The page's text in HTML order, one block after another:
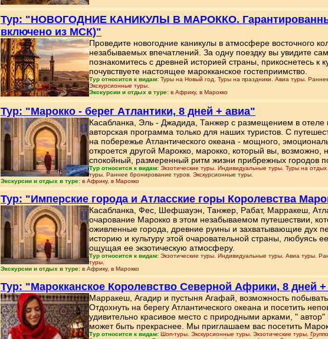
Тур: "НОВОГОДНИЕ КАНИКУЛЫ В МАРОККО.
включено из МСК)"
Проведите новогодние каникулы в атмосфере восточного
незабываемых впечатлений. За одну поездку вы увидите
познакомитесь с древней историей страны, прикоснетесь к
почувствуете настоящее марокканское гостеприимство.
Тур относится к видам: Туры на Новый год. Туры на праздники. Авиа туры.
Экскурсионные туры.
Экскурсии и отдых в туре: в Африку, в Марокко
Тур: "Марокко - берег Атлантики, 8 дней + авиа"
Касабланка, Эль - Джадида, Танжер с размещением в отеле
авторская программа только для наших туристов. С
на побережье Атлантического океана - мощного,
откроется другой Марокко, марокко, который вы, возможно,
спокойный, размеренный ритм жизни прибрежных городов
Тур относится к видам: Экзотические туры. Индивидуальные туры. Туры на
туры. Раннее бронирование туров. Экскурсионные туры.
Экскурсии и отдых в туре: в Африку, в Марокко
Тур: "Имперские города и Атласские горы Королевства
Касабланка, Фес, Шефшауэн, Танжер, Рабат, Марракеш,
очарование Марокко в этом незабываемом путешествии,
оживленные города, древние руины и захватывающие дух
историю и культуру этой очаровательной страны, любуясь
ощущая ее экзотическую атмосферу.
Тур относится к видам: Экзотические туры. Индивидуальные туры. Авиа туры.
туры.
Экскурсии и отдых в туре: в Африку, в Марокко
Тур: "Марокканское Королевство Северной Африки, 8 дней
Марракеш, Агадир и пустыня Агафай, возможность
Отдохнуть на берегу Атлантического океана и посетить
удивительно красивое место с природными арками, "
может быть прекраснее. Мы приглашаем вас посетить
Тур относится к видам: Шоп-туры. Экскурсионные туры. Экзотические туры.